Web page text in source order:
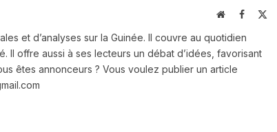
WebsiteFacebook
X
et d’analyses sur la Guinée. Il couvre au quotidien
Il offre aussi à ses lecteurs un débat d’idées, favorisant
êtes annonceurs ? Vous voulez publier un article